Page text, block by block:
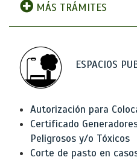
MÁS TRÁMITES
ESPACIOS
Autorización para
Certificado
Peligrosos y/o Tóxicos
Corte de pasto en